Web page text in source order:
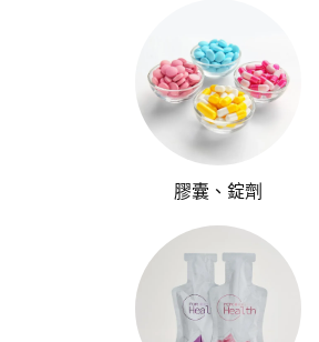
膠囊、錠劑